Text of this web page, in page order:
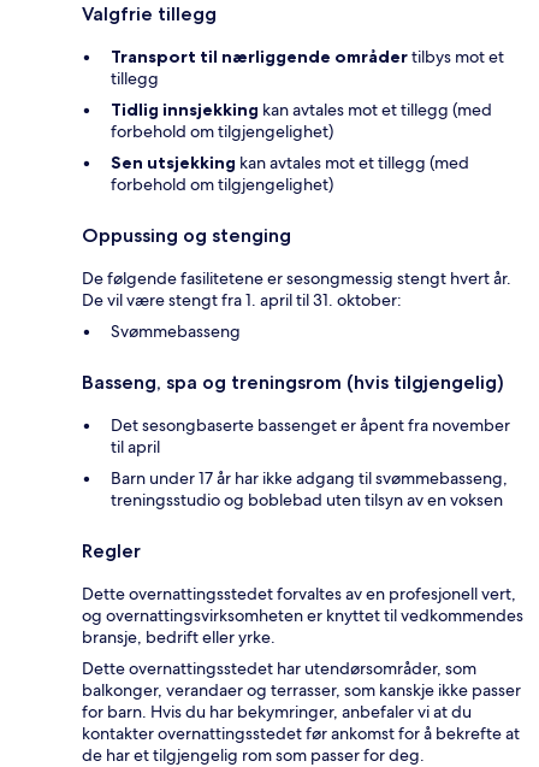
Valgfrie tillegg
Transport til nærliggende områdertilbys mot et
tillegg
Tidlig innsjekking kan avtales mot et tillegg (med
forbehold om tilgjengelighet)
Sen utsjekking kan avtales mot et tillegg (med
forbehold om tilgjengelighet)
Oppussing og stenging
De følgende fasilitetene er sesongmessig stengt hvert år.
De vil være stengt fra 1. april til 31. oktober:
Svømmebasseng
Basseng, spa og treningsrom (hvis tilgjengelig)
Det sesongbaserte bassenget er åpent fra november
til april
Barn under 17 år har ikke adgang til svømmebasseng,
treningsstudio og boblebad uten tilsyn av en voksen
Regler
Dette overnattingsstedet forvaltes av en profesjonell vert,
og overnattingsvirksomheten er knyttet til vedkommendes
bransje, bedrift eller yrke.
Dette overnattingsstedet har utendørsområder, som
balkonger, verandaer og terrasser, som kanskje ikke passer
for barn. Hvis du har bekymringer, anbefaler vi at du
kontakter overnattingsstedet før ankomst for å bekrefte at
de har et tilgjengelig rom som passer for deg.